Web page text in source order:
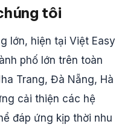
tôi
lớn, hiện tại Việt Easy
phố lớn trên toàn
Trang, Đà Nẵng, Hà
cải thiện các hệ
đáp ứng kịp thời nhu